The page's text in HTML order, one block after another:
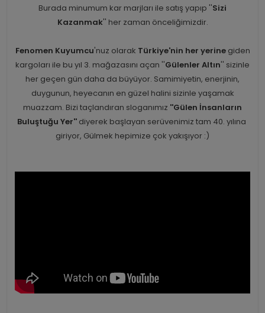
Burada minumum kar marjları ile satış yapıp ''Sizi
Kazanmak'' her zaman önceliğimizdir.
Fenomen Kuyumcu'nuz olarak Türkiye'nin her yerinegiden
kargoları ile bu yıl 3. mağazasını açan ''Gülenler Altın'' sizinle
her geçen gün daha da büyüyor. Samimiyetin, enerjinin,
duygunun, heyecanın en güzel halini sizinle yaşamak
muazzam. Bizi taçlandıran sloganımız ''Gülen İnsanların
Buluştuğu Yer'' diyerek başlayan serüvenimiz tam 40. yılına
giriyor, Gülmek hepimize çok yakışıyor :)